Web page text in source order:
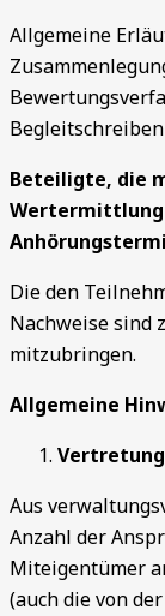
Allgemeine
Beteiligte, die
Wertermittlung
Die den
Nachweise sind
mitzubringen.
Allgemeine
Aus
Anzahl der
Miteigentümer
(auch die von